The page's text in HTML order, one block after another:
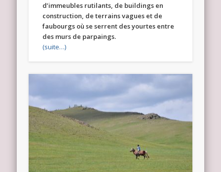
d’immeubles rutilants, de buildings en
construction, de terrains vagues et de
faubourgs où se serrent des yourtes entre
des murs de parpaings.
(suite…)